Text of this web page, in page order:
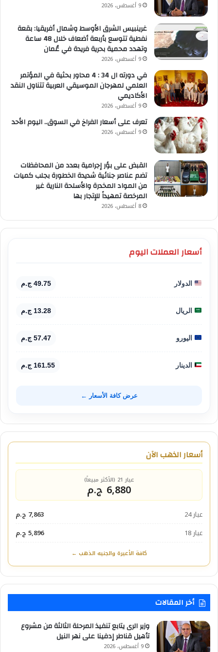
9 أغسطس، 2026
غرينبيس الشرق الأوسط وشمال أفريقيا: بقعة
نفطية تتوسع بأربعة أضعاف خلال 48 ساعة
وتهدد محمية بحرية فريدة في عُمان
9 أغسطس، 2026
في دورته ال 34 : 4 محاور بحثية في المؤتمر
العلمي لمهرجان الموسيقي العربية تتناول النقد
الأكاديمي
9 أغسطس، 2026
تعرف على أسعار الفراخ في السوق.. اليوم الأحد
9 أغسطس، 2026
القبض على بؤر إجرامية بعدد من المحافظات
تضم عناصر جنائية شديدة الخطورة بجلب كميات
من المواد المخدرة والأسلحة النارية غير
المرخصة تمهيداً للإتجار بها
8 أغسطس، 2026
أسعار العملات اليوم
الدولار 49.75 ج.م
الريال 13.28 ج.م
اليورو 57.47 ج.م
الدينار 161.55 ج.م
عرض كافة الأسعار ←
أسعار الذهب الآن
عيار 21 (الأكثر مبيعاً)
6,880 ج.م
عيار 24
7,863 ج.م
عيار 18
5,896 ج.م
كافة الأعيرة والجنيه الذهب ←
أخر المقالات
وزير الرى يتابع تنفيذ المرحلة الثالثة من مشروع
تأهيل قناطر إدفينا على نهر النيل
9 أغسطس، 2026